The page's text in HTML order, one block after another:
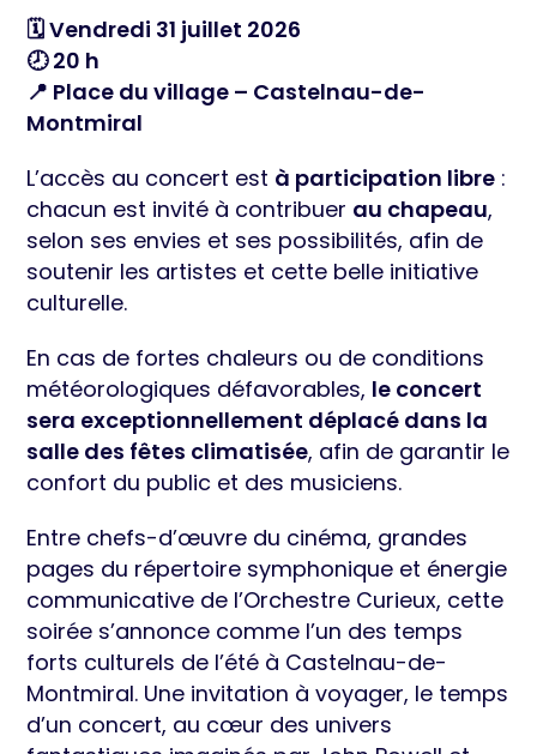
🗓️ Vendredi 31 juillet 2026
🕗 20 h
📍 Place du village – Castelnau-de-
Montmiral
L’accès au concert est à participation libre :
chacun est invité à contribuer au chapeau,
selon ses envies et ses possibilités, afin de
soutenir les artistes et cette belle initiative
culturelle.
En cas de fortes chaleurs ou de conditions
météorologiques défavorables, le concert
sera exceptionnellement déplacé dans la
salle des fêtes climatisée, afin de garantir le
confort du public et des musiciens.
Entre chefs-d’œuvre du cinéma, grandes
pages du répertoire symphonique et énergie
communicative de l’Orchestre Curieux, cette
soirée s’annonce comme l’un des temps
forts culturels de l’été à Castelnau-de-
Montmiral. Une invitation à voyager, le temps
d’un concert, au cœur des univers